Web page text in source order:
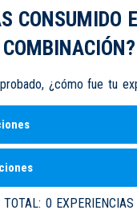
CONSUMIDO
COMBINACIÓN?
¿cómo fue tu
TOTAL: 0 EXPERIENCIAS